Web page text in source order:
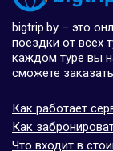
bigtrip.by – это
поездки от всех
каждом туре вы
сможете
Как работает
Как
Что входит в